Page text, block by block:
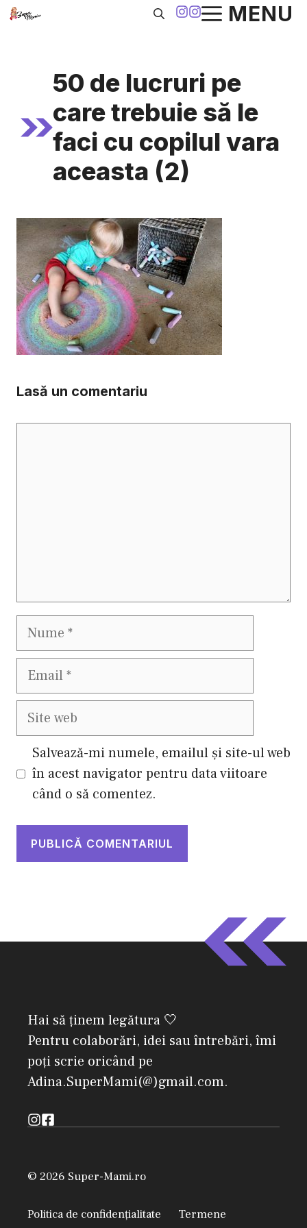
Sari
MENU
50 de lucruri pe
care trebuie să le
faci cu copilul vara
aceasta (2)
Lasă un comentariu
Nume
Email
Site
Salvează-mi numele, emailul și site-ul web
în acest navigator pentru data viitoare
când o să comentez.
Hai să ținem legătura 🤍
Pentru colaborări, idei sau întrebări, îmi
poți scrie oricând pe
Adina.SuperMami(@)gmail.com.
© 2026 Super-Mami.ro
Politica de confidențialitate Termene